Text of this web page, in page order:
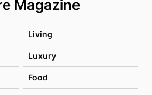
Magazine
Living
Luxury
Food